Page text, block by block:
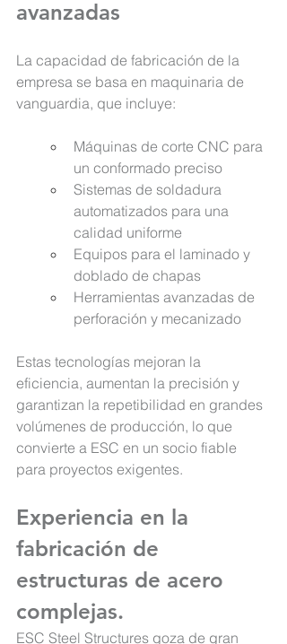
avanzadas
La capacidad de fabricación de la
empresa se basa en maquinaria de
vanguardia, que incluye:
Máquinas de corte CNC para
un conformado preciso
Sistemas de soldadura
automatizados para una
calidad uniforme
Equipos para el laminado y
doblado de chapas
Herramientas avanzadas de
perforación y mecanizado
Estas tecnologías mejoran la
eficiencia, aumentan la precisión y
garantizan la repetibilidad en grandes
volúmenes de producción, lo que
convierte a ESC en un socio fiable
para proyectos exigentes.
Experiencia en la
fabricación de
estructuras de acero
complejas.
ESC Steel Structures goza de gran